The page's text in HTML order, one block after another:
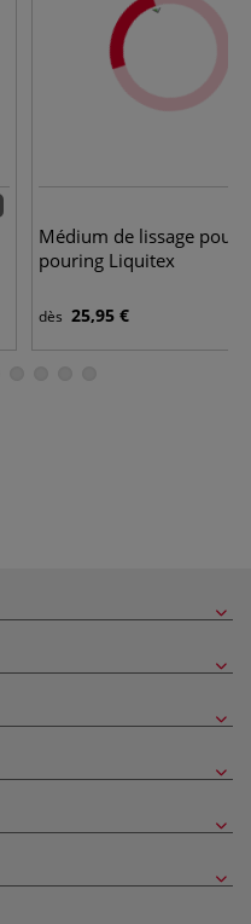
Médium de lissage pour
pouring Liquitex
dès 25,95 €